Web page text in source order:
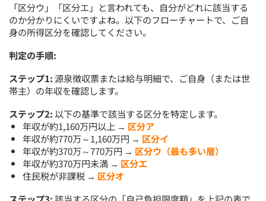
「区分ウ」「区分エ」と言われても、自分がどれに該当する
のか分かりにくいですよね。以下のフローチャートで、ご自
身の所得区分を確認してください。
判定の手順:
ステップ1:源泉徴収票または給与明細で、ご自身（または世
帯主）の年収を確認します。
ステップ2:以下の基準で該当する区分を特定します。
年収が約1,160万円以上 → 区分ア
年収が約770万～1,160万円 → 区分イ
年収が約370万～770万円 → 区分ウ（最も多い層）
年収が約370万円未満 → 区分エ
住民税が非課税 → 区分オ